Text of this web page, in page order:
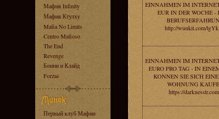
Мафия Infinity
Мафия Ктулху
Mafia No Limits
Centro Mafioso
The End
Revenge
Бонни и Клайд
Forzas
Первый клуб Мафии
EINNAHMEN IM
EUR IN DER WOCHE -
http://wunkit.com/
EINNAHMEN IM
EURO PRO TAG - IN
KONNEN SIE SICH
WOHNUNG
https://